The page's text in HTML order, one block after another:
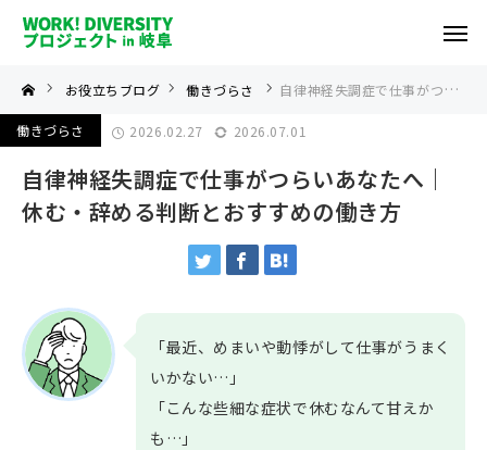
お役立ちブログ 働きづらさ 自律神経失調症で仕事がつらいあなたへ｜休む・辞める判断とおすすめの働き方
働きづらさ 2026.02.27 2026.07.01
自律神経失調症で仕事がつらいあなたへ｜
休む・辞める判断とおすすめの働き方
「最近、めまいや動悸がして仕事がうまく
いかない…」
「こんな些細な症状で休むなんて甘えか
も…」